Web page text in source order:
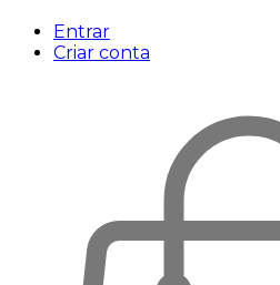
Entrar
Criar conta